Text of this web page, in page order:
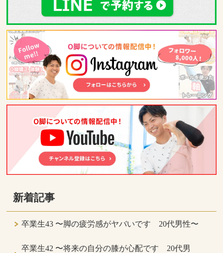
新着記事
卒業生43 〜脚の疲労感がヤバいです 20代男性〜
卒業生42 〜将来の自分の膝が心配です 20代男